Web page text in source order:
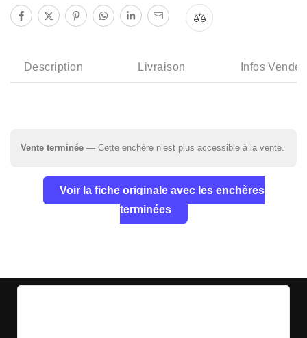
Description Livraison Infos
Vente terminée — Cette enchère n’est plus accessible à la vente.
Voir la fiche originale avec les enchères
terminées